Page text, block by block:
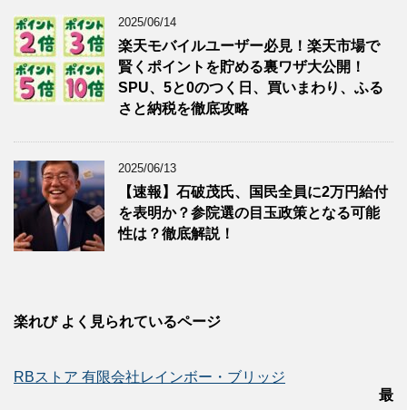
2025/06/14
楽天モバイルユーザー必見！楽天市場で
賢くポイントを貯める裏ワザ大公開！
SPU、5と0のつく日、買いまわり、ふる
さと納税を徹底攻略
2025/06/13
【速報】石破茂氏、国民全員に2万円給付
を表明か？参院選の目玉政策となる可能
性は？徹底解説！
楽れび よく見られているページ
RBストア 有限会社レインボー・ブリッジ
最